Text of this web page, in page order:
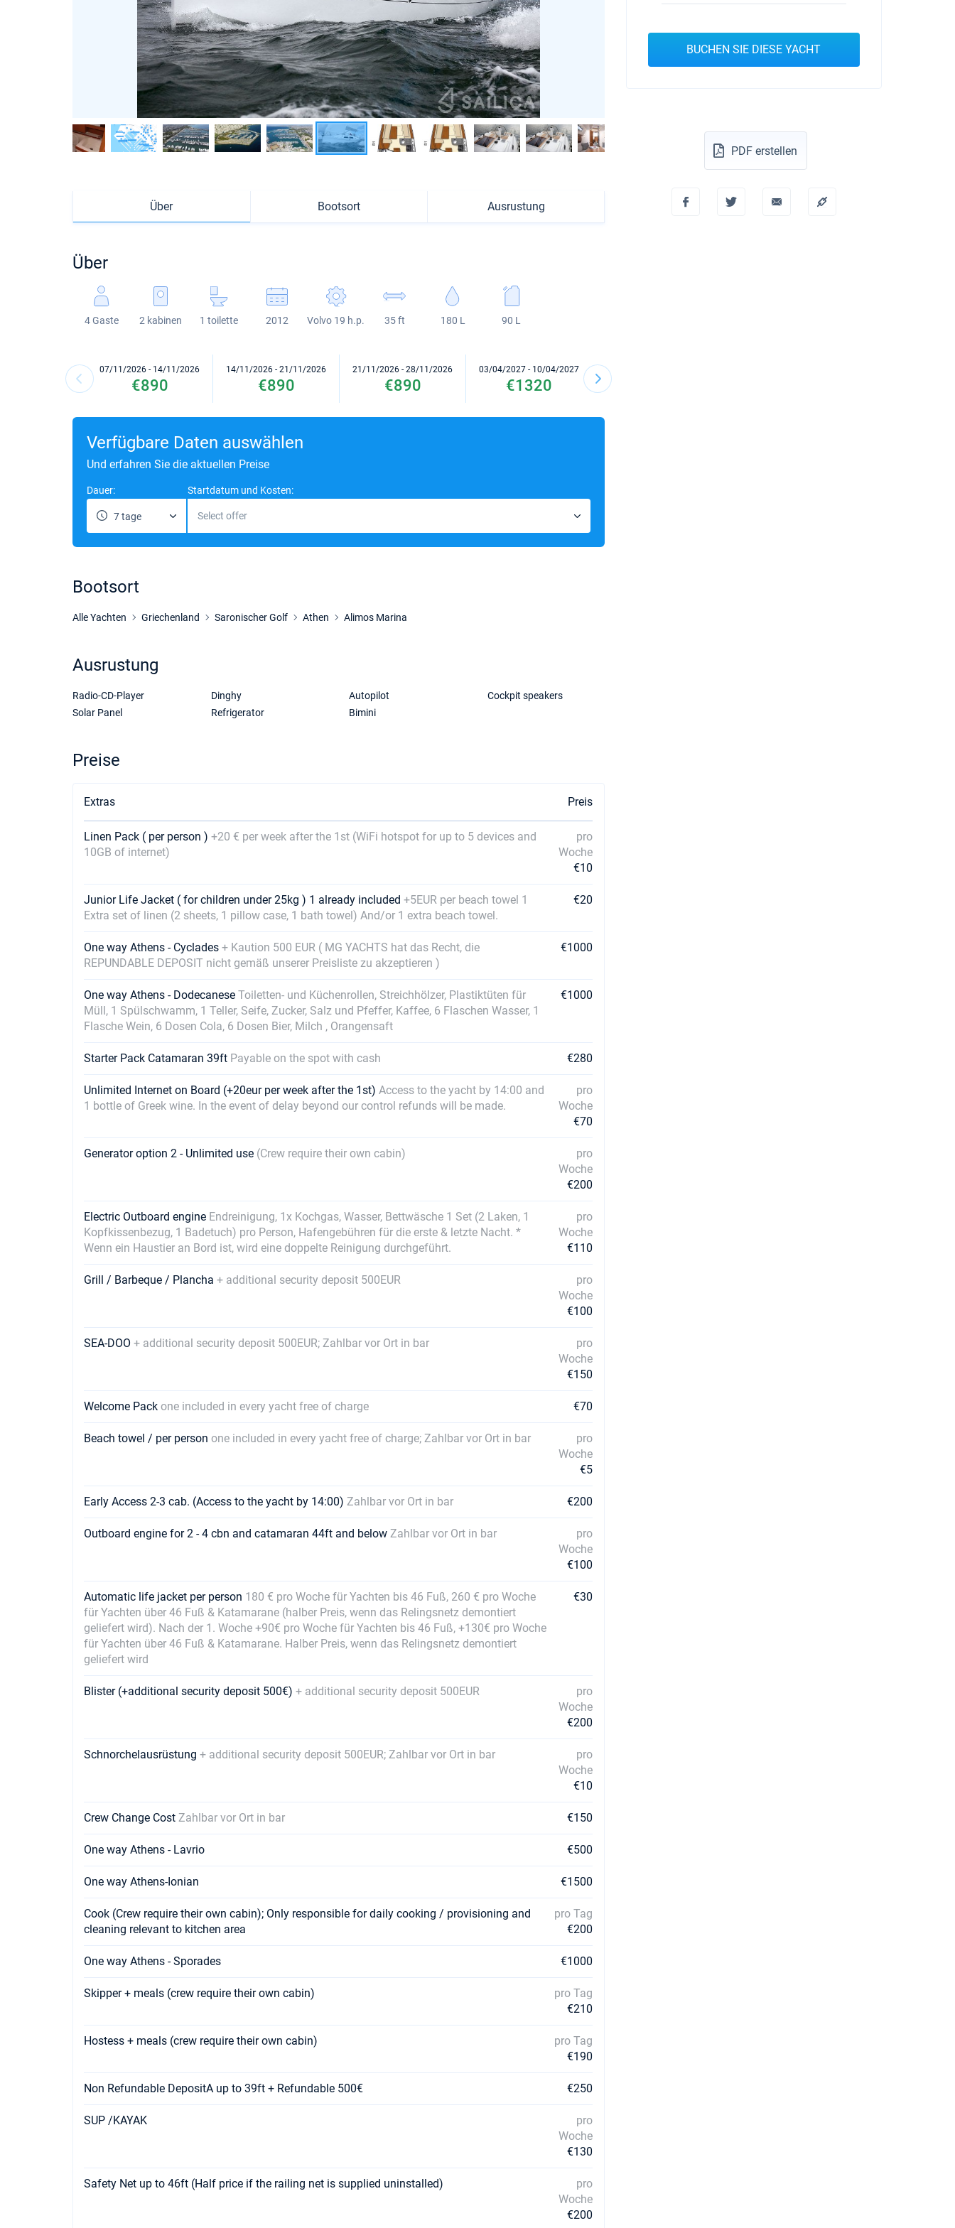
Über Bootsort Ausrustung
Über
4 Gaste 2 kabinen 1 toilette 2012 Volvo 19 h.p. 35 ft 180 L 90 L
07/11/2026 - 14/11/2026
€890
14/11/2026 - 21/11/2026
€890
21/11/2026 - 28/11/2026
€890
03/04/2027 - 10/04/2027
€1320
10/04/2027 - 17/04/2027
Verfügbare Daten auswählen
Und erfahren Sie die aktuellen Preise
Dauer:
7 tage
Startdatum und Kosten:
Select offer
Bootsort
Alle Yachten Griechenland Saronischer Golf Athen Alimos Marina
Ausrustung
Radio-CD-Player
Solar Panel
Dinghy
Refrigerator
Autopilot
Bimini
Cockpit speakers
Preise
Extras Preis
Linen Pack ( per person ) +20 € per week after the 1st (WiFi hotspot for up to 5 devices and
10GB of internet)
pro
Woche
€10
Junior Life Jacket ( for children under 25kg ) 1 already included +5EUR per beach towel 1
Extra set of linen (2 sheets, 1 pillow case, 1 bath towel) And/or 1 extra beach towel.
€20
One way Athens - Cyclades + Kaution 500 EUR ( MG YACHTS hat das Recht, die
REPUNDABLE DEPOSIT nicht gemäß unserer Preisliste zu akzeptieren )
€1000
One way Athens - Dodecanese Toiletten- und Küchenrollen, Streichhölzer, Plastiktüten für
Müll, 1 Spülschwamm, 1 Teller, Seife, Zucker, Salz und Pfeffer, Kaffee, 6 Flaschen Wasser, 1
Flasche Wein, 6 Dosen Cola, 6 Dosen Bier, Milch , Orangensaft
€1000
Starter Pack Catamaran 39ft Payable on the spot with cash €280
Unlimited Internet on Board (+20eur per week after the 1st) Access to the yacht by 14:00 and
1 bottle of Greek wine. In the event of delay beyond our control refunds will be made.
pro
Woche
€70
Generator option 2 - Unlimited use (Crew require their own cabin)
pro
Woche
€200
Electric Outboard engine Endreinigung, 1x Kochgas, Wasser, Bettwäsche 1 Set (2 Laken, 1
Kopfkissenbezug, 1 Badetuch) pro Person, Hafengebühren für die erste & letzte Nacht. *
Wenn ein Haustier an Bord ist, wird eine doppelte Reinigung durchgeführt.
pro
Woche
€110
Grill / Barbeque / Plancha + additional security deposit 500EUR
pro
Woche
€100
SEA-DOO + additional security deposit 500EUR; Zahlbar vor Ort in bar
pro
Woche
€150
Welcome Pack one included in every yacht free of charge €70
Beach towel / per person one included in every yacht free of charge; Zahlbar vor Ort in bar
pro
Woche
€5
Early Access 2-3 cab. (Access to the yacht by 14:00) Zahlbar vor Ort in bar €200
Outboard engine for 2 - 4 cbn and catamaran 44ft and below Zahlbar vor Ort in bar
pro
Woche
€100
Automatic life jacket per person 180 € pro Woche für Yachten bis 46 Fuß, 260 € pro Woche
für Yachten über 46 Fuß & Katamarane (halber Preis, wenn das Relingsnetz demontiert
geliefert wird). Nach der 1. Woche +90€ pro Woche für Yachten bis 46 Fuß, +130€ pro Woche
für Yachten über 46 Fuß & Katamarane. Halber Preis, wenn das Relingsnetz demontiert
geliefert wird
€30
Blister (+additional security deposit 500€) + additional security deposit 500EUR
pro
Woche
€200
Schnorchelausrüstung + additional security deposit 500EUR; Zahlbar vor Ort in bar
pro
Woche
€10
Crew Change Cost Zahlbar vor Ort in bar €150
One way Athens - Lavrio €500
One way Athens-Ionian €1500
Cook (Crew require their own cabin); Only responsible for daily cooking / provisioning and
cleaning relevant to kitchen area
pro Tag
€200
One way Athens - Sporades €1000
Skipper + meals (crew require their own cabin)
pro Tag
€210
Hostess + meals (crew require their own cabin)
pro Tag
€190
Non Refundable DepositA up to 39ft + Refundable 500€ €250
SUP /KAYAK
pro
Woche
€130
Safety Net up to 46ft (Half price if the railing net is supplied uninstalled)
pro
Woche
€200
BUCHEN SIE DIESE YACHT
PDF erstellen